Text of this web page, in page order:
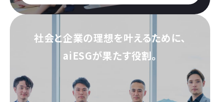
社会と企業の理想を叶えるために、
aiESGが果たす役割。